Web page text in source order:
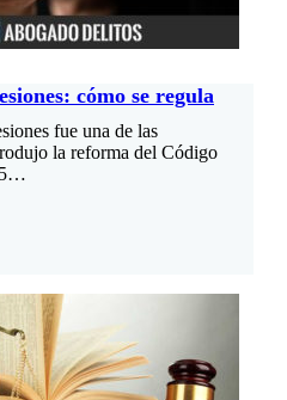
cómo se regula
fue una de las
la reforma del Código